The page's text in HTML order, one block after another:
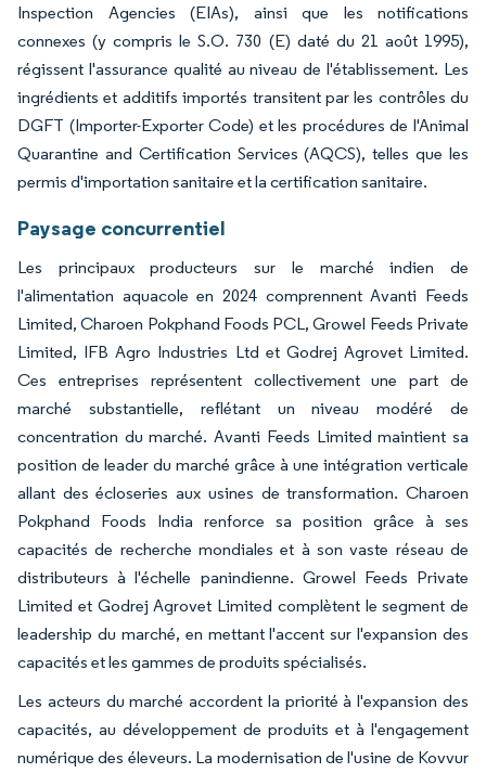
Inspection Agencies (EIAs), ainsi que les notifications
connexes (y compris le S.O. 730 (E) daté du 21 août 1995),
régissent l'assurance qualité au niveau de l'établissement. Les
ingrédients et additifs importés transitent par les contrôles du
DGFT (Importer-Exporter Code) et les procédures de l'Animal
Quarantine and Certification Services (AQCS), telles que les
permis d'importation sanitaire et la certification sanitaire.
Paysage concurrentiel
Les principaux producteurs sur le marché indien de
l'alimentation aquacole en 2024 comprennent Avanti Feeds
Limited, Charoen Pokphand Foods PCL, Growel Feeds Private
Limited, IFB Agro Industries Ltd et Godrej Agrovet Limited.
Ces entreprises représentent collectivement une part de
marché substantielle, reflétant un niveau modéré de
concentration du marché. Avanti Feeds Limited maintient sa
position de leader du marché grâce à une intégration verticale
allant des écloseries aux usines de transformation. Charoen
Pokphand Foods India renforce sa position grâce à ses
capacités de recherche mondiales et à son vaste réseau de
distributeurs à l'échelle panindienne. Growel Feeds Private
Limited et Godrej Agrovet Limited complètent le segment de
leadership du marché, en mettant l'accent sur l'expansion des
capacités et les gammes de produits spécialisés.
Les acteurs du marché accordent la priorité à l'expansion des
capacités, au développement de produits et à l'engagement
numérique des éleveurs. La modernisation de l'usine de Kovvur